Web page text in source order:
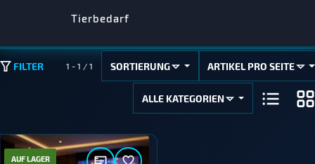
Tierbedarf
FILTER 1 - 1 / 1 SORTIERUNG ARTIKEL PRO SEITE
ALLE KATEGORIEN
AUF LAGER